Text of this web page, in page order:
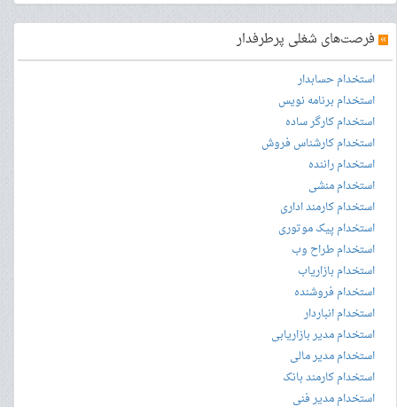
» فرصت‌های شغلی پرطرفدار
استخدام حسابدار
استخدام برنامه نویس
استخدام کارگر ساده
استخدام کارشناس فروش
استخدام راننده
استخدام منشی
استخدام کارمند اداری
استخدام پیک موتوری
استخدام طراح وب
استخدام بازاریاب
استخدام فروشنده
استخدام انباردار
استخدام مدیر بازاریابی
استخدام مدیر مالی
استخدام کارمند بانک
استخدام مدیر فنی